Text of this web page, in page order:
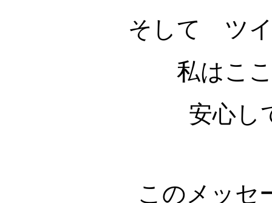
そして ツイ
私はこ
安心し
このメッセ